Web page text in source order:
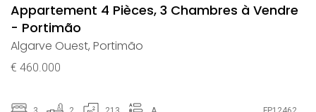
Appartement 4 Pièces, 3 Chambres à Vendre
- Portimão
Algarve Ouest, Portimão
€ 460.000